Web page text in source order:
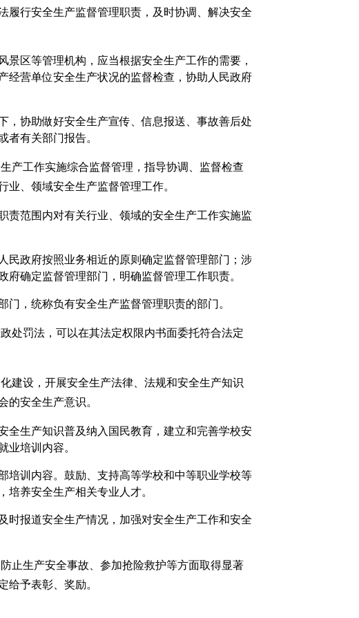
履行安全生产监督管理职责，及时协调、解决安全
区等管理机构，应当根据安全生产工作的需要，
经营单位安全生产状况的监督检查，协助人民政府
，协助做好安全生产宣传、信息报送、事故善后处
者有关部门报告。
产工作实施综合监督管理，指导协调、监督检查
、领域安全生产监督管理工作。
责范围内对有关行业、领域的安全生产工作实施监
民政府按照业务相近的原则确定监督管理部门；涉
确定监督管理部门，明确监督管理工作职责。
，统称负有安全生产监督管理职责的部门。
处罚法，可以在其法定权限内书面委托符合法定
建设，开展安全生产法律、法规和安全生产知识
的安全生产意识。
全生产知识普及纳入国民教育，建立和完善学校安
业培训内容。
培训内容。鼓励、支持高等学校和中等职业学校等
养安全生产相关专业人才。
时报道安全生产情况，加强对安全生产工作和安全
止生产安全事故、参加抢险救护等方面取得显著
给予表彰、奖励。